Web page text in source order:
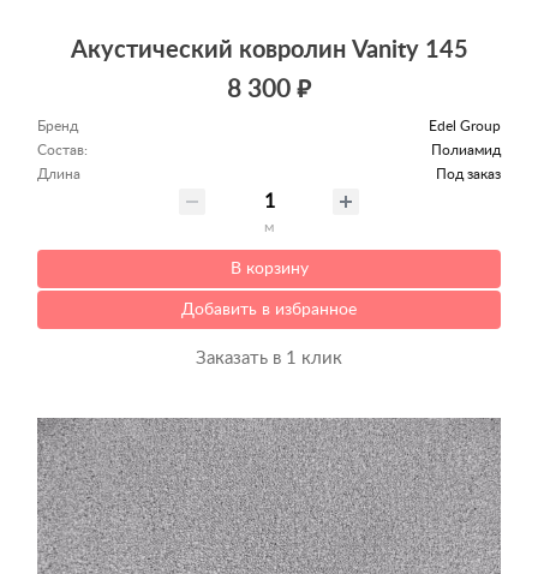
Акустический ковролин Vanity 145
8 300 ₽
Бренд
Edel Group
Состав:
Полиамид
Длина
Под заказ
м
В корзину
Добавить в избранное
Заказать в 1 клик